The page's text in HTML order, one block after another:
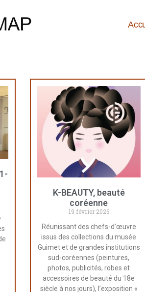
K-BEAUTY, beauté
coréenne
19 février 2026
Réunissant des chefs-d’œuvre
issus des collections du musée
Guimet et de grandes institutions
sud-coréennes (peintures,
photos, publicités, robes et
accessoires de beauté du 18e
siècle à nos jours), l’exposition «